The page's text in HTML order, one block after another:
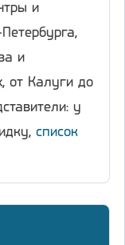
и
и
от Калуги до
у
список